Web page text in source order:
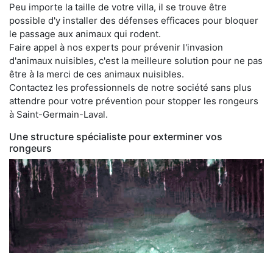
Peu importe la taille de votre villa, il se trouve être
possible d'y installer des défenses efficaces pour bloquer
le passage aux animaux qui rodent.
Faire appel à nos experts pour prévenir l'invasion
d'animaux nuisibles, c'est la meilleure solution pour ne pas
être à la merci de ces animaux nuisibles.
Contactez les professionnels de notre société sans plus
attendre pour votre prévention pour stopper les rongeurs
à Saint-Germain-Laval.
Une structure spécialiste pour exterminer vos
rongeurs